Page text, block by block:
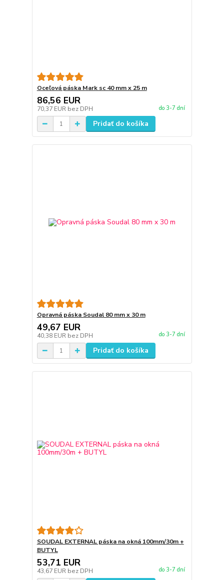
Oceľová páska Mark sc 40 mm x 25 m
86,56 EUR
70,37 EUR bez DPH do 3-7 dní
Pridať do košíka
Opravná páska Soudal 80 mm x 30 m
49,67 EUR
40,38 EUR bez DPH do 3-7 dní
Pridať do košíka
SOUDAL EXTERNAL páska na okná 100mm/30m +
BUTYL
53,71 EUR
43,67 EUR bez DPH do 3-7 dní